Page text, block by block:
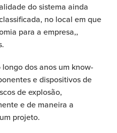
do sistema ainda
no local em que
para a empresa,,
dos anos um know-
e dispositivos de
de explosão,
e de maneira a
projeto.